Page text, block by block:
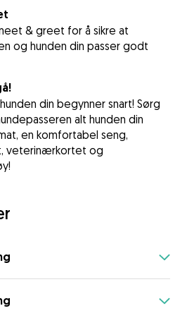
& greet for å sikre at
og hunden din passer godt
din begynner snart! Sørg
alt hunden din
en komfortabel seng,
veterinærkortet og